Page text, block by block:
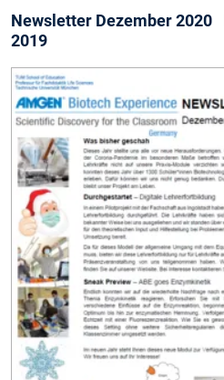
Newsletter Dezember 2020
2019